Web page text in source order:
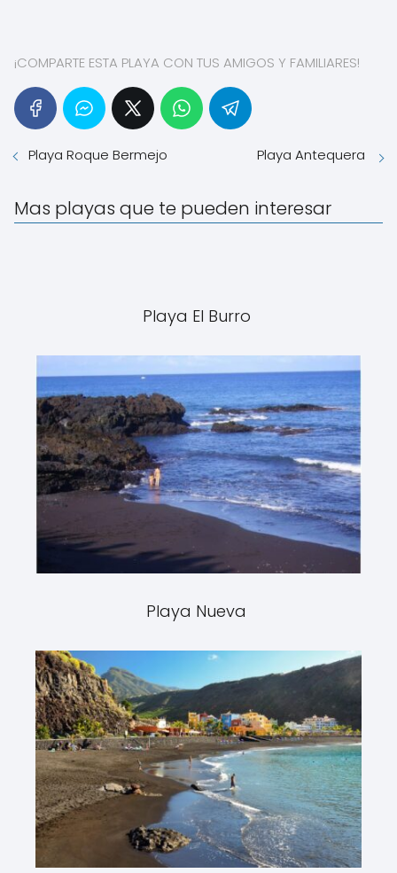
¡COMPARTE ESTA PLAYA CON TUS AMIGOS Y FAMILIARES!
Playa Roque Bermejo Playa Antequera
Mas playas que te pueden interesar
Playa El Burro
Playa Nueva